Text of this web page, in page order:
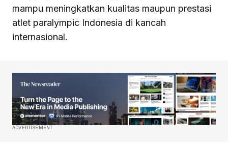
mampu meningkatkan kualitas maupun prestasi
atlet paralympic Indonesia di kancah
internasional.
ADVERTISEMENT